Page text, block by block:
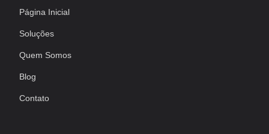
Página Inicial
Soluções
Quem Somos
Blog
Contato